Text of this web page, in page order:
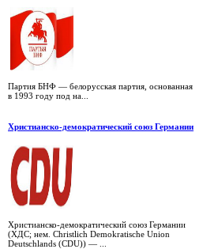
Партия БНФ — белорусская партия, основанная
в 1993 году под на...
Христианско-демократический союз Германии
Христианско-демократический союз Германии
(ХДС; нем. Christlich Demokratische Union
Deutschlands (CDU)) — ...